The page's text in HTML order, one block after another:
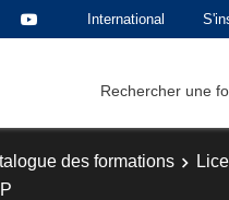
International
Rechercher une
des formations